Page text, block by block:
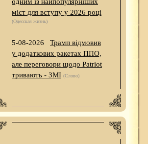
міст для вступу у 2026 році
(Одесская жизнь)
5-08-2026
Трамп відмовив
у додаткових ракетах ППО,
але переговори щодо Patriot
тривають - ЗМІ (Слово)